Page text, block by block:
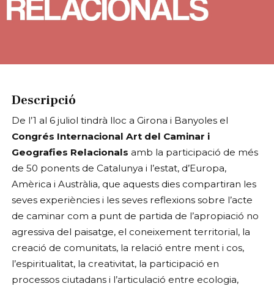
Descripció
De l’1 al 6 juliol tindrà lloc a Girona i Banyoles el
Congrés Internacional Art del Caminar i
Geografies Relacionals amb la participació de més
de 50 ponents de Catalunya i l’estat, d’Europa,
Amèrica i Austràlia, que aquests dies compartiran les
seves experiències i les seves reflexions sobre l’acte
de caminar com a punt de partida de l’apropiació no
agressiva del paisatge, el coneixement territorial, la
creació de comunitats, la relació entre ment i cos,
l’espiritualitat, la creativitat, la participació en
processos ciutadans i l’articulació entre ecologia,